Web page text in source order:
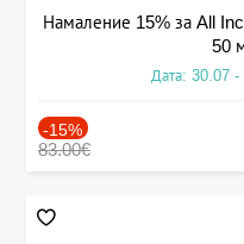
Намаление 15% за All
50
Дата: 30.07
-15%
83.00€